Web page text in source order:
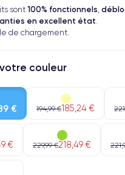
sont 100% fonctionnels,
en excellent état.
de chargement.
couleur
€ 194,99 €185,24 €
€ 229,99 €218,49 €